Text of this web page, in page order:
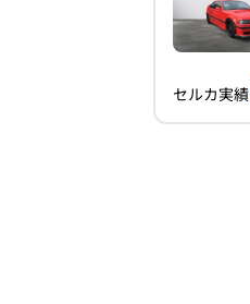
セルカ実績